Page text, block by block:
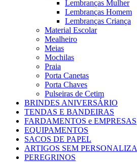
Lembranças Mulher
Lembranças Homem
Lembranças Criança
Material Escolar
Mealheiro
Meias
Mochilas
Praia
Porta Canetas
Porta Chaves
Pulseiras de Cetim
BRINDES ANIVERSÁRIO
TENDAS E BANDEIRAS
FARDAMENTOS e EMPRESAS
EQUIPAMENTOS
SACOS DE PAPEL
ARTIGOS SEM
PEREGRINOS